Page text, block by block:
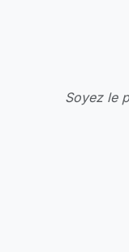
Soyez le